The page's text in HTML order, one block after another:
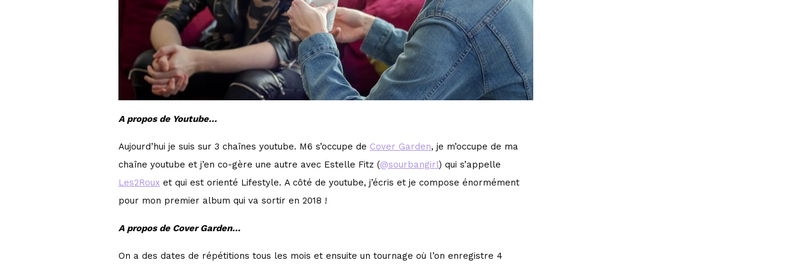
o
l
u
m
e
A propos de Youtube…
Aujourd’hui je suis sur 3 chaînes youtube. M6 s’occupe de Cover Garden, je m’occupe de ma
chaîne youtube et j’en co-gère une autre avec Estelle Fitz (@sourbangirl) qui s’appelle
Les2Roux et qui est orienté Lifestyle. A côté de youtube, j’écris et je compose énormément
pour mon premier album qui va sortir en 2018 !
A propos de Cover Garden…
On a des dates de répétitions tous les mois et ensuite un tournage où l’on enregistre 4